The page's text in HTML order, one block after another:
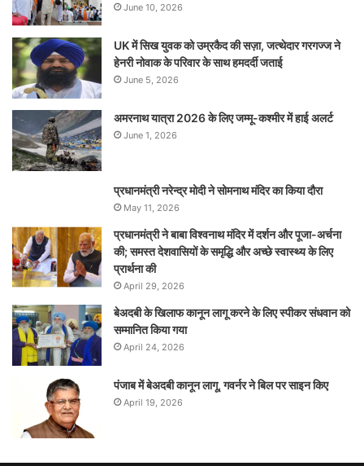
June 10, 2026
UK में सिख युवक को उम्रकैद की सज़ा, जत्थेदार गरगज्ज ने
हेनरी नोवाक के परिवार के साथ हमदर्दी जताई
June 5, 2026
अमरनाथ यात्रा 2026 के लिए जम्मू-कश्मीर में हाई अलर्ट
June 1, 2026
प्रधानमंत्री नरेन्‍द्र मोदी ने सोमनाथ मंदिर का किया दौरा
May 11, 2026
प्रधानमंत्री ने बाबा विश्वनाथ मंदिर में दर्शन और पूजा-अर्चना
की; समस्‍त देशवासियों के समृद्धि और अच्छे स्वास्थ्य के लिए
प्रार्थना की
April 29, 2026
बेअदबी के खिलाफ कानून लागू करने के लिए स्पीकर संधवान को
सम्मानित किया गया
April 24, 2026
पंजाब में बेअदबी कानून लागू, गवर्नर ने बिल पर साइन किए
April 19, 2026